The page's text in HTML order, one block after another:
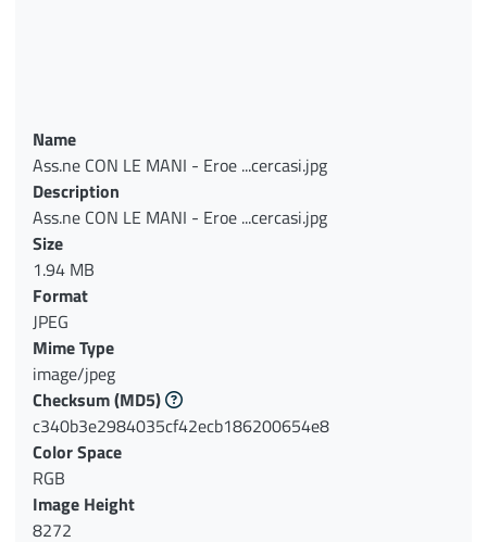
Name
Ass.ne CON LE MANI - Eroe ...cercasi.jpg
Description
Ass.ne CON LE MANI - Eroe ...cercasi.jpg
Size
1.94 MB
Format
JPEG
Mime Type
image/jpeg
Checksum(MD5)
c340b3e2984035cf42ecb186200654e8
Color Space
RGB
Image Height
8272